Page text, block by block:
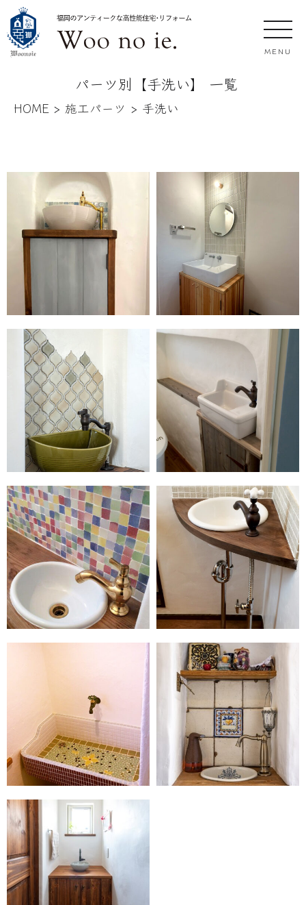
MENU
パーツ別【手洗い】 一覧
HOME > 施工パーツ > 手洗い